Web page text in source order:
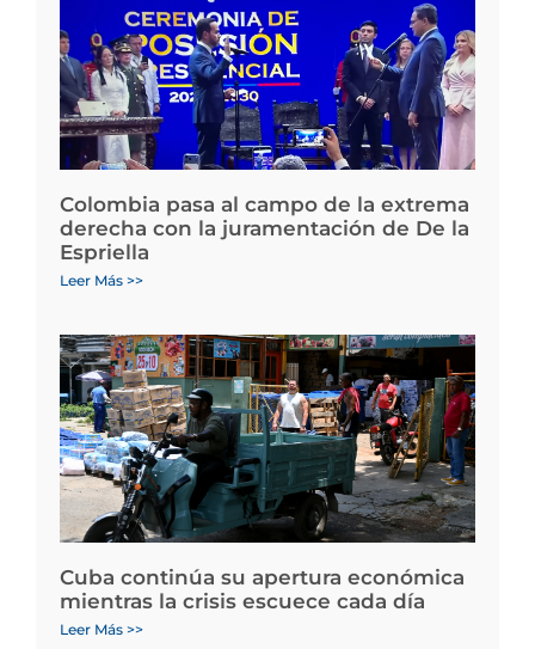
Colombia pasa al campo de la extrema
derecha con la juramentación de De la
Espriella
Leer Más >>
Cuba continúa su apertura económica
mientras la crisis escuece cada día
Leer Más >>